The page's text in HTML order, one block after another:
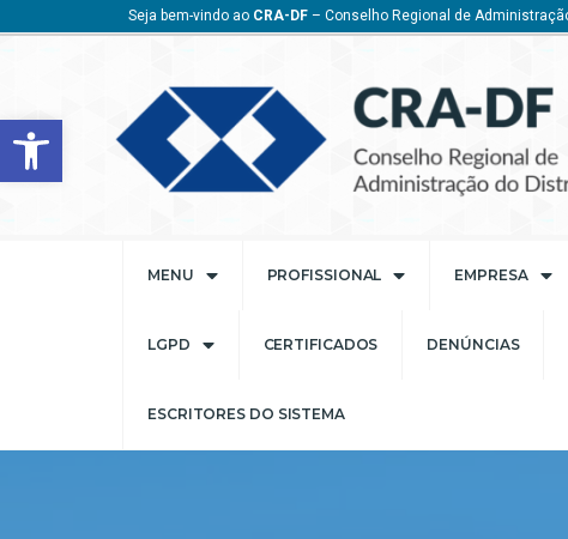
Barra de Ferramentas Aberta
Seja bem-vindo ao CRA-DF – Conselho Regional de
MENU PROFISSIONAL EMPRESA
LGPD CERTIFICADOS DENÚNCIAS
ESCRITORES DO SISTEMA